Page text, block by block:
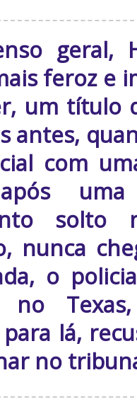
geral,
feroz e
um título
antes,
com
solto
nunca
o
no
lá,
no